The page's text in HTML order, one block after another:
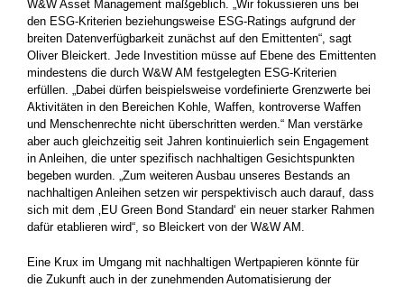
W&W Asset Management maßgeblich. „Wir fokussieren uns bei
den ESG-Kriterien beziehungsweise ESG-Ratings aufgrund der
breiten Datenverfügbarkeit zunächst auf den Emittenten“, sagt
Oliver Bleickert. Jede Investition müsse auf Ebene des Emittenten
mindestens die durch W&W AM festgelegten ESG-Kriterien
erfüllen. „Dabei dürfen beispielsweise vordefinierte Grenzwerte bei
Aktivitäten in den Bereichen Kohle, Waffen, kontroverse Waffen
und Menschenrechte nicht überschritten werden.“ Man verstärke
aber auch gleichzeitig seit Jahren kontinuierlich sein Engagement
in Anleihen, die unter spezifisch nachhaltigen Gesichtspunkten
begeben wurden. „Zum weiteren Ausbau unseres Bestands an
nachhaltigen Anleihen setzen wir perspektivisch auch darauf, dass
sich mit dem ‚EU Green Bond Standard‘ ein neuer starker Rahmen
dafür etablieren wird“, so Bleickert von der W&W AM.
Eine Krux im Umgang mit nachhaltigen Wertpapieren könnte für
die Zukunft auch in der zunehmenden Automatisierung der